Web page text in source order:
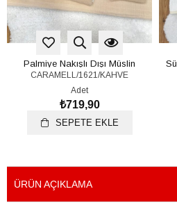
Palmiye Nakışlı Dışı Müslin
Kapşonlu Bebek Havlu Silgi 82x90
Cm
CARAMELL/1621/KAHVE
Adet
₺719,90
SEPETE EKLE
ÜRÜN AÇIKLAMA